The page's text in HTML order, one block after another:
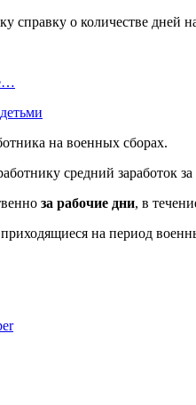
справку о количестве дней
на военных сборах.
средний заработок
за рабочие дни, в
на период